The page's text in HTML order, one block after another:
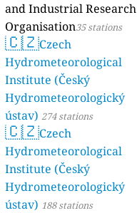
and Industrial Research
Organisation35 stations
🇨🇿Czech
Hydrometeorological
Institute (Český
Hydrometeorologický
ústav) 274 stations
🇨🇿Czech
Hydrometeorological
Institute (Český
Hydrometeorologický
ústav) 188 stations